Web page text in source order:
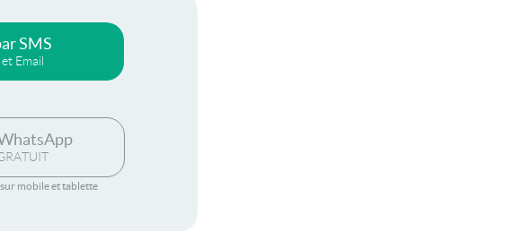
SMS
et Email
mobile et tablette